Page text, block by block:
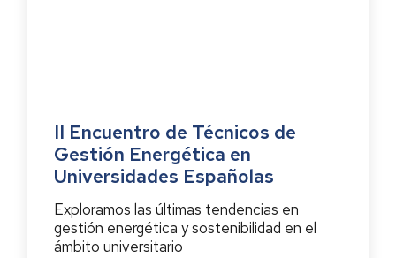
II Encuentro de Técnicos de
Gestión Energética en
Universidades Españolas
Exploramos las últimas tendencias en
gestión energética y sostenibilidad en el
ámbito universitario